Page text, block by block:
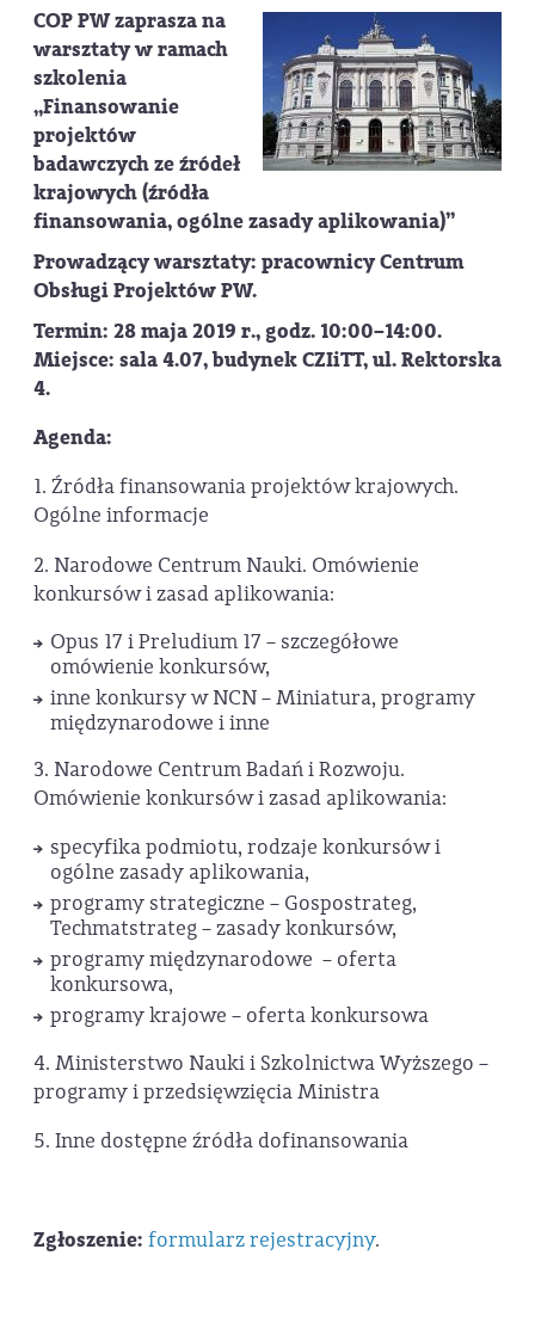
COP PW zaprasza na
warsztaty w ramach
szkolenia
„Finansowanie
projektów
badawczych ze źródeł
krajowych (źródła
finansowania, ogólne zasady aplikowania)”
Prowadzący warsztaty: pracownicy Centrum
Obsługi Projektów PW.
Termin: 28 maja 2019 r., godz. 10:00–14:00.
Miejsce: sala 4.07, budynek CZIiTT, ul. Rektorska
4.
Agenda:
1. Źródła finansowania projektów krajowych.
Ogólne informacje
2. Narodowe Centrum Nauki. Omówienie
konkursów i zasad aplikowania:
Opus 17 i Preludium 17 – szczegółowe
omówienie konkursów,
inne konkursy w NCN – Miniatura, programy
międzynarodowe i inne
3. Narodowe Centrum Badań i Rozwoju.
Omówienie konkursów i zasad aplikowania:
specyfika podmiotu, rodzaje konkursów i
ogólne zasady aplikowania,
programy strategiczne – Gospostrateg,
Techmatstrateg – zasady konkursów,
programy międzynarodowe – oferta
konkursowa,
programy krajowe – oferta konkursowa
4. Ministerstwo Nauki i Szkolnictwa Wyższego –
programy i przedsięwzięcia Ministra
5. Inne dostępne źródła dofinansowania
Zgłoszenie: formularz rejestracyjny.